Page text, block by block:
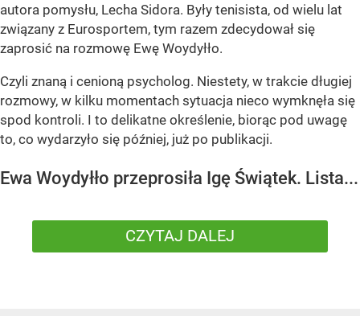
autora pomysłu, Lecha Sidora. Były tenisista, od wielu lat
związany z Eurosportem, tym razem zdecydował się
zaprosić na rozmowę Ewę Woydyłło.
Czyli znaną i cenioną psycholog. Niestety, w trakcie długiej
rozmowy, w kilku momentach sytuacja nieco wymknęła się
spod kontroli. I to delikatne określenie, biorąc pod uwagę
to, co wydarzyło się później, już po publikacji.
Ewa Woydyłło przeprosiła Igę Świątek. Lista...
CZYTAJ DALEJ